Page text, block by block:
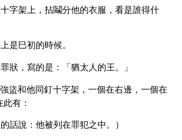
字架上，拈鬮分他的衣服，看是誰得什
是巳初的時候。
狀，寫的是：「猶太人的王。」
盜和他同釘十字架，一個在右邊，一個在
有：
話說：他被列在罪犯之中。）